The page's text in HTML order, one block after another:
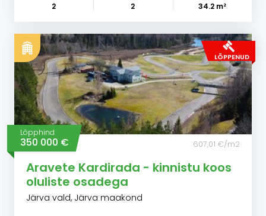
2 2 34.2 m²
LÕPPENUD
Lõpphind
350 000 € 607,01 €/m2
Aravete Kardirada - kinnistu koos
oluliste osadega
Järva vald, Järva maakond